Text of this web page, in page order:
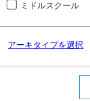
ミドルスクール
アーキタイプを選択